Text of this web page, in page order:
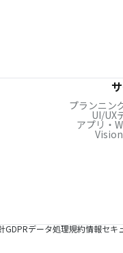
プランニン
UI/UX
アプリ・
GDPRデータ処理規約情報セキ